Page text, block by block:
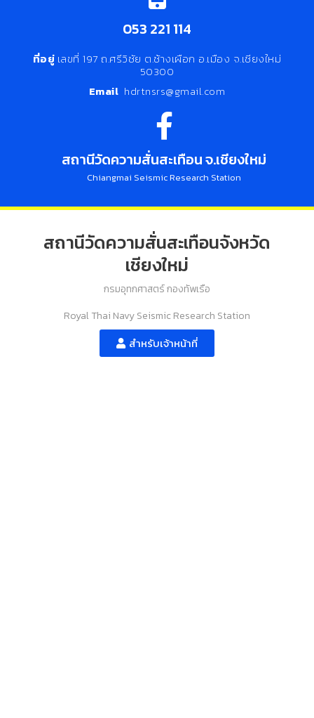
053 221 114
ที่อยู่ เลขที่ 197 ถ.ศรีวิชัย ต.ช้างเผือก อ.เมือง จ.เชียงใหม่
50300
Email hdrtnsrs@gmail.com
สถานีวัดความสั่นสะเทือน จ.เชียงใหม่
Chiangmai Seismic Research Station
สถานีวัดความสั่นสะเทือนจังหวัด
เชียงใหม่
กรมอุทกศาสตร์ กองทัพเรือ
Royal Thai Navy Seismic Research Station
สำหรับเจ้าหน้าที่